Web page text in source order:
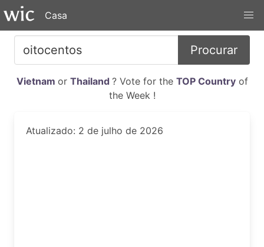
Casa
Procurar
Vietnam or Thailand ? Vote for the TOP Countryof
the Week !
Atualizado: 2 de julho de 2026